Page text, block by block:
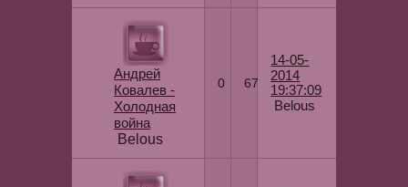
Андрей
Ковалев -
Холодная
война
Belous
0 67
14-05-
2014
19:37:09
Belous